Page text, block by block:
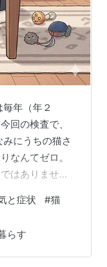
年（年２
回の検査で、
にうちの猫さ
なんてゼロ。
はありませ
な気持ちで
気管支炎の治
ら続いていた
） 【既往歴】
と症状 #猫
らす